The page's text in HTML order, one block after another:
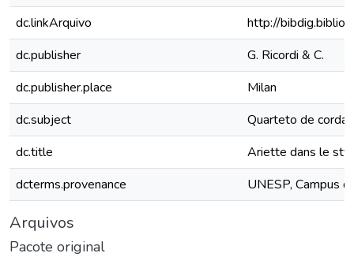
dc.linkArquivo
http://
dc.publisher
G. Ricordi & C.
dc.publisher.place
Milan
dc.subject
Quarteto de
dc.title
Ariette dans le
dcterms.provenance
UNESP, Campus
Arquivos
Pacote original